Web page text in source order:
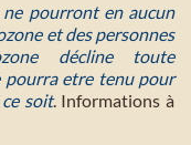
pourront en aucun
et des personnes
décline toute
pourra etre tenu pour
soit. Informations à